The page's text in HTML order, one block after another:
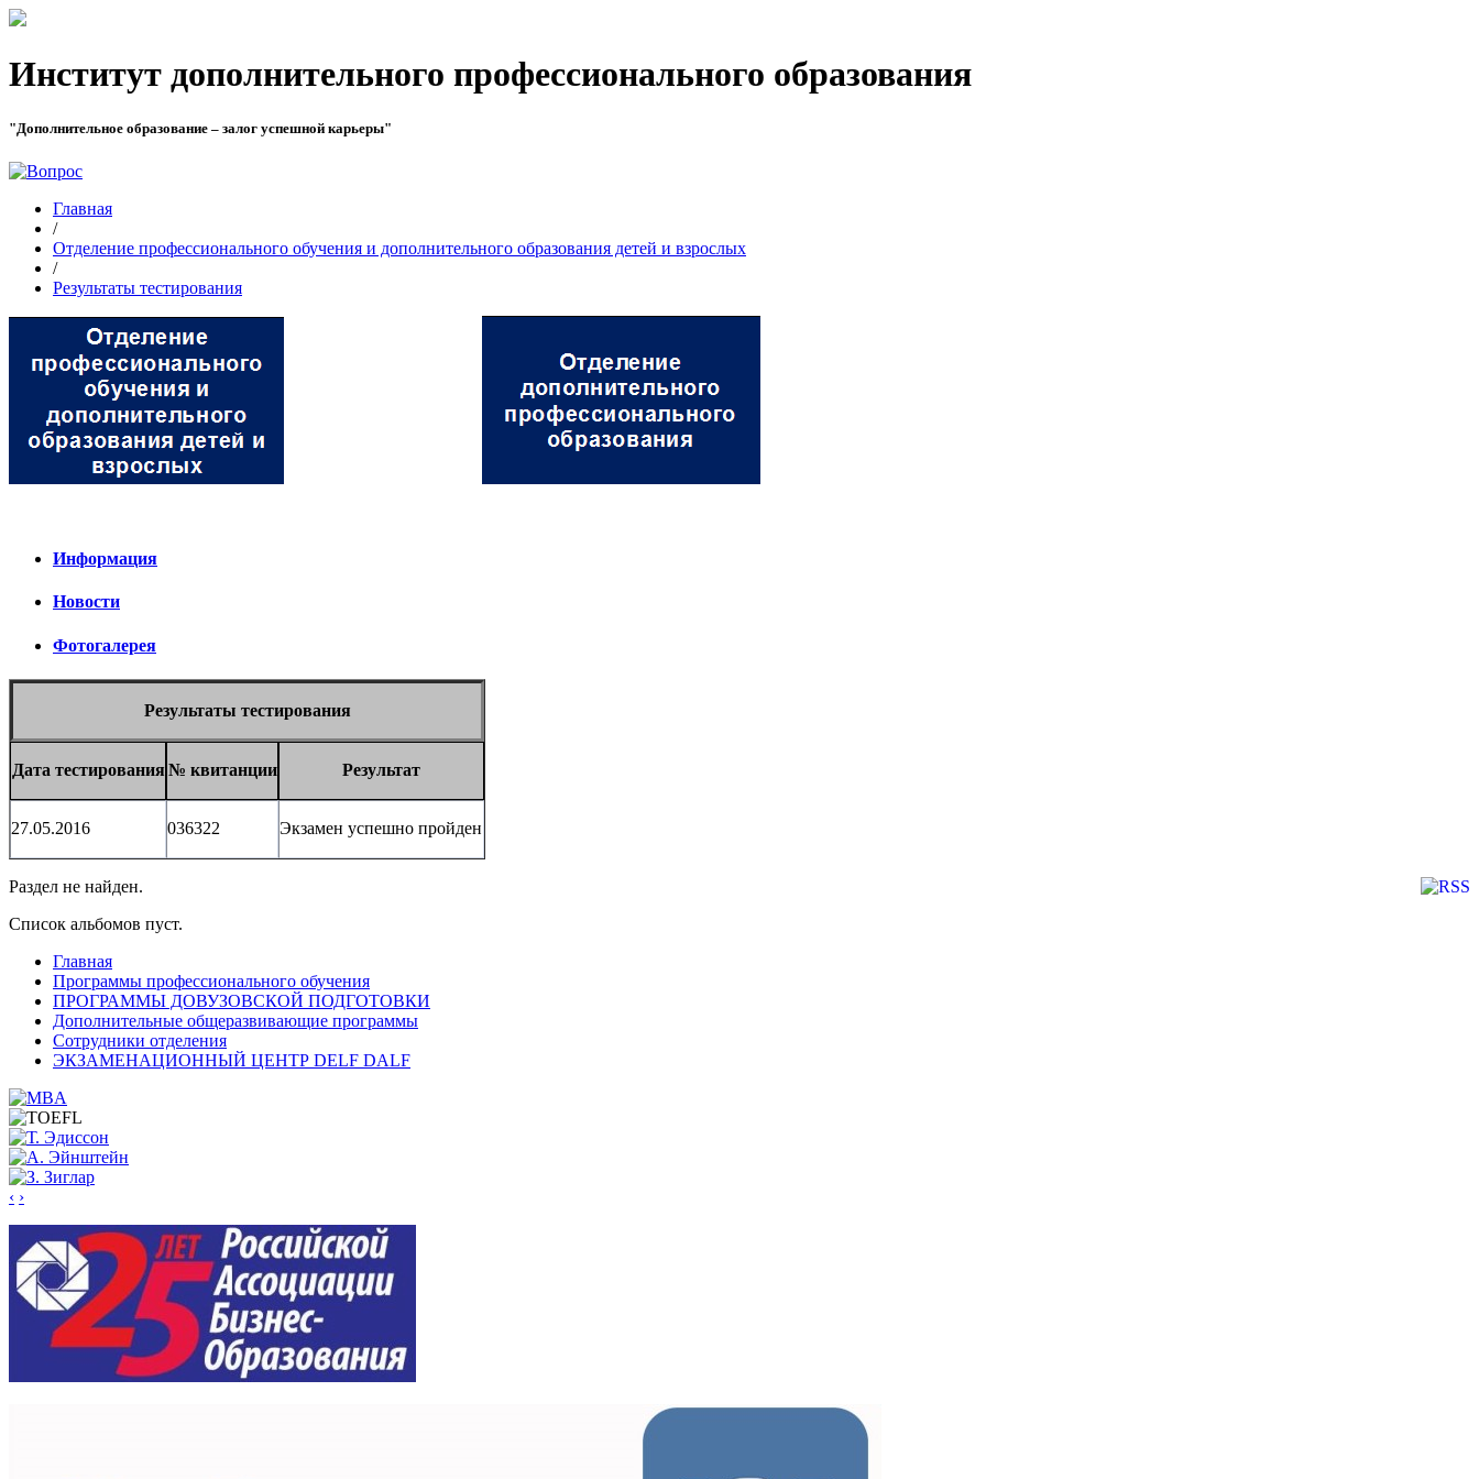
Институт дополнительного профессионального образования
"Дополнительное образование – залог успешной карьеры"
Главная
/
Отделение профессионального обучения и дополнительного образования детей и взрослых
/
Результаты тестирования
Информация
Новости
Фотогалерея
Результаты тестирования
Дата тестирования № квитанции Результат
27.05.2016 036322 Экзамен успешно пройден
Раздел не найден.
Список альбомов пуст.
Главная
Программы профессионального обучения
ПРОГРАММЫ ДОВУЗОВСКОЙ ПОДГОТОВКИ
Дополнительные общеразвивающие программы
Сотрудники отделения
ЭКЗАМЕНАЦИОННЫЙ ЦЕНТР DELF DALF
‹ ›